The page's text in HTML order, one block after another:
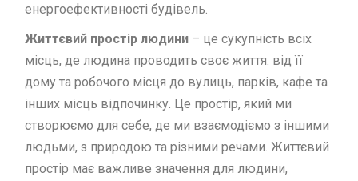
енергоефективності будівель.
Життєвий простір людини – це сукупність всіх
місць, де людина проводить своє життя: від її
дому та робочого місця до вулиць, парків, кафе та
інших місць відпочинку. Це простір, який ми
створюємо для себе, де ми взаємодіємо з іншими
людьми, з природою та різними речами. Життєвий
простір має важливе значення для людини,